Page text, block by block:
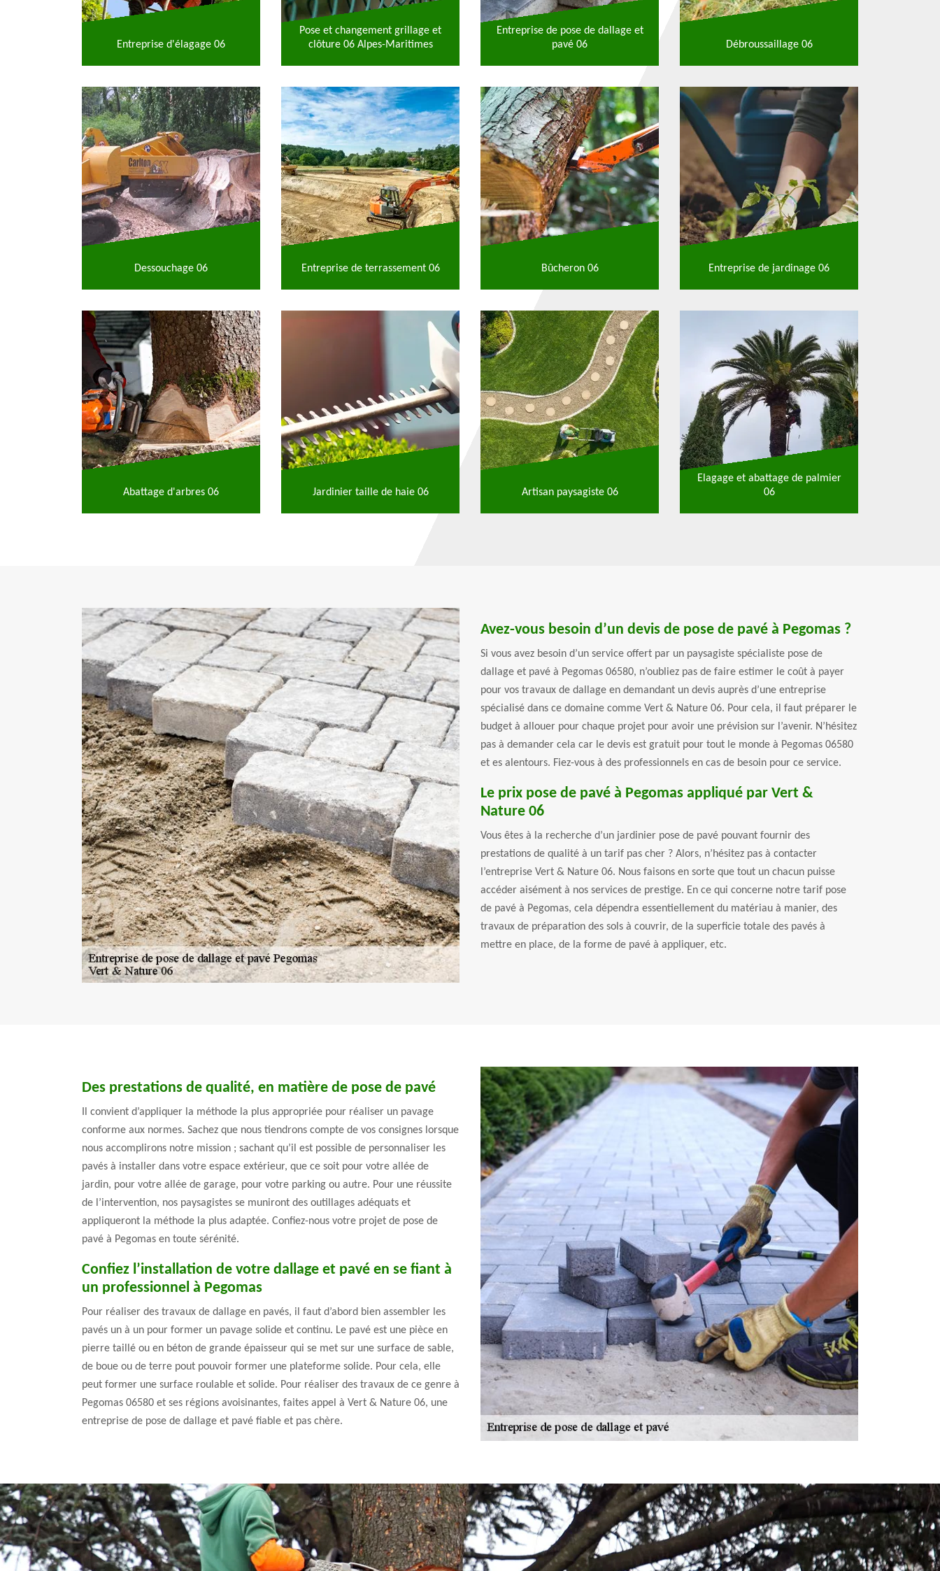
Entreprise d'élagage 06
Pose et changement grillage et
clôture 06 Alpes-Maritimes
Entreprise de pose de dallage et
pavé 06
Débroussaillage 06
Dessouchage 06 Entreprise de terrassement 06 Bûcheron 06 Entreprise de jardinage 06
Abattage d'arbres 06 Jardinier taille de haie 06 Artisan paysagiste 06
Elagage et abattage de palmier
06
Avez-vous besoin d’un devis de pose de pavé à Pegomas ?
Si vous avez besoin d’un service offert par un paysagiste spécialiste pose de
dallage et pavé à Pegomas 06580, n’oubliez pas de faire estimer le coût à payer
pour vos travaux de dallage en demandant un devis auprès d’une entreprise
spécialisé dans ce domaine comme Vert & Nature 06. Pour cela, il faut préparer le
budget à allouer pour chaque projet pour avoir une prévision sur l’avenir. N’hésitez
pas à demander cela car le devis est gratuit pour tout le monde à Pegomas 06580
et es alentours. Fiez-vous à des professionnels en cas de besoin pour ce service.
Le prix pose de pavé à Pegomas appliqué par Vert &
Nature 06
Vous êtes à la recherche d’un jardinier pose de pavé pouvant fournir des
prestations de qualité à un tarif pas cher ? Alors, n’hésitez pas à contacter
l’entreprise Vert & Nature 06. Nous faisons en sorte que tout un chacun puisse
accéder aisément à nos services de prestige. En ce qui concerne notre tarif pose
de pavé à Pegomas, cela dépendra essentiellement du matériau à manier, des
travaux de préparation des sols à couvrir, de la superficie totale des pavés à
mettre en place, de la forme de pavé à appliquer, etc.
Des prestations de qualité, en matière de pose de pavé
Il convient d’appliquer la méthode la plus appropriée pour réaliser un pavage
conforme aux normes. Sachez que nous tiendrons compte de vos consignes lorsque
nous accomplirons notre mission ; sachant qu’il est possible de personnaliser les
pavés à installer dans votre espace extérieur, que ce soit pour votre allée de
jardin, pour votre allée de garage, pour votre parking ou autre. Pour une réussite
de l’intervention, nos paysagistes se muniront des outillages adéquats et
appliqueront la méthode la plus adaptée. Confiez-nous votre projet de pose de
pavé à Pegomas en toute sérénité.
Confiez l’installation de votre dallage et pavé en se fiant à
un professionnel à Pegomas
Pour réaliser des travaux de dallage en pavés, il faut d’abord bien assembler les
pavés un à un pour former un pavage solide et continu. Le pavé est une pièce en
pierre taillé ou en béton de grande épaisseur qui se met sur une surface de sable,
de boue ou de terre pout pouvoir former une plateforme solide. Pour cela, elle
peut former une surface roulable et solide. Pour réaliser des travaux de ce genre à
Pegomas 06580 et ses régions avoisinantes, faites appel à Vert & Nature 06, une
entreprise de pose de dallage et pavé fiable et pas chère.